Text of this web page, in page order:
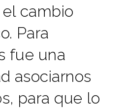
cambio
Para
fue una
asociarnos
para que lo